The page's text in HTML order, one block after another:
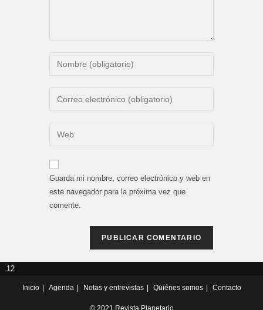
de
para
comentar
de
electrónico
para
comentar
URL
de
web
Guarda mi nombre, correo electrónico y web en
este navegador para la próxima vez que
comente.
12
Inicio Agenda Notas y entrevistas Quiénes somos Contacto
© 2021 Revista Planetario